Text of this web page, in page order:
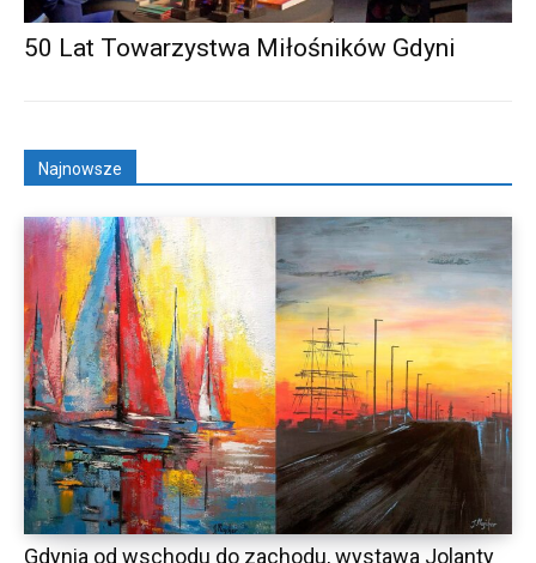
50 Lat Towarzystwa Miłośników Gdyni
Najnowsze
Gdynia od wschodu do zachodu, wystawa Jolanty